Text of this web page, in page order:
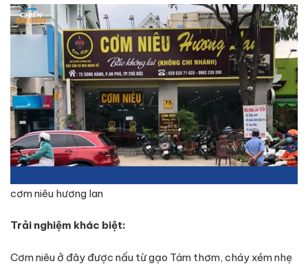
cơm niêu hương lan
Trải nghiệm khác biệt:
Cơm niêu ở đây được nấu từ gạo Tám thơm, cháy xém nhẹ